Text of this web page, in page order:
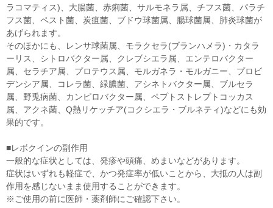
ラコマティス)、大腸菌、赤痢菌、サルモネラ属、チフス菌、パラチ
フス菌、ペスト菌、炭疽菌、ブドウ球菌属、腸球菌属、肺炎球菌が
あげられます。
そのほかにも、レンサ球菌属、モラクセラ(ブランハメラ)・カタラ
ーリス、シトロバクター属、クレブシエラ属、エンテロバクター
属、セラチア属、プロテウス属、モルガネラ・モルガニー、プロビ
デンシア属、コレラ菌、緑膿菌、アシネトバクター属、ブルセラ
属、野兎病菌、カンピロバクター属、ペプトストレプトコッカス
属、アクネ菌、Q熱リケッチア(コクシエラ・ブルネティ)などにも効
果的です。
■レボクインの副作用
一般的な症状としては、発疹や頭痛、めまいなどがあります。
症状はいずれも軽症で、かつ発症率が低いことから、大抵の人は副
作用を感じないまま使用することができます。
※ご使用の前に医師・薬剤師にご確認下さい。